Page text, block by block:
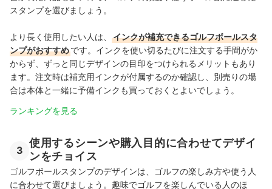
スタンプを選びましょう。
より長く使用したい人は、
インクが補充できるゴルフボールスタ
ンプがおすすめです。インクを使い切るたびに注文する手間がか
からず、ずっと同じデザインの目印をつけられるメリットもあり
ます。注文時は補充用インクが付属するのか確認し、別売りの場
合は本体と一緒に予備インクも買っておくとよいでしょう。
ランキングを見る
3
使用するシーンや購入目的に合わせてデザイ
ンをチョイス
ゴルフボールスタンプのデザインは、ゴルフの楽しみ方や使う人
に合わせて選びましょう。趣味でゴルフを楽しんでいる人のほ